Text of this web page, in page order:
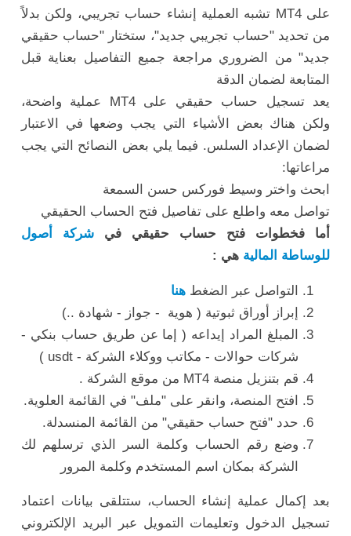
على MT4 تشبه العملية إنشاء حساب تجريبي، ولكن بدلاً
من تحديد "حساب تجريبي جديد"، ستختار "حساب حقيقي
جديد" من الضروري مراجعة جميع التفاصيل بعناية قبل
المتابعة لضمان الدقة
يعد تسجيل حساب حقيقي على MT4 عملية واضحة،
ولكن هناك بعض الأشياء التي يجب وضعها في الاعتبار
لضمان الإعداد السلس. فيما يلي بعض النصائح التي يجب
مراعاتها:
ابحث واختر وسيط فوركس حسن السمعة
تواصل معه واطلع على تفاصيل فتح الحساب الحقيقي
أما فخطوات فتح حساب حقيقي فيشركة أصول
للوساطة المالية هي :
التواصل عبر الضغط هنا
إبراز أوراق ثبوتية ( هوية - جواز - شهادة ..)
المبلغ المراد إيداعه ( إما عن طريق حساب بنكي -
شركات حوالات - مكاتب ووكلاء الشركة - usdt )
قم بتنزيل منصة MT4 من موقع الشركة .
افتح المنصة، وانقر على "ملف" في القائمة العلوية.
حدد "فتح حساب حقيقي" من القائمة المنسدلة.
وضع رقم الحساب وكلمة السر الذي ترسلهم لك
الشركة بمكان اسم المستخدم وكلمة المرور
بعد إكمال عملية إنشاء الحساب، ستتلقى بيانات اعتماد
تسجيل الدخول وتعليمات التمويل عبر البريد الإلكتروني